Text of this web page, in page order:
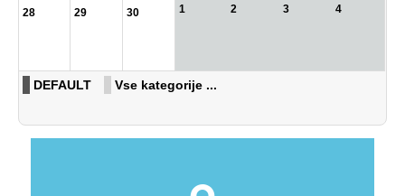
28 29 30 1 2 3 4
DEFAULT Vse kategorije ...